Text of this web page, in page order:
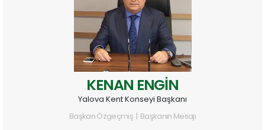
KENAN ENGİN
Yalova Kent Konseyi Başkanı
Başkan Özgeçmiş | Başkanın Mesajı